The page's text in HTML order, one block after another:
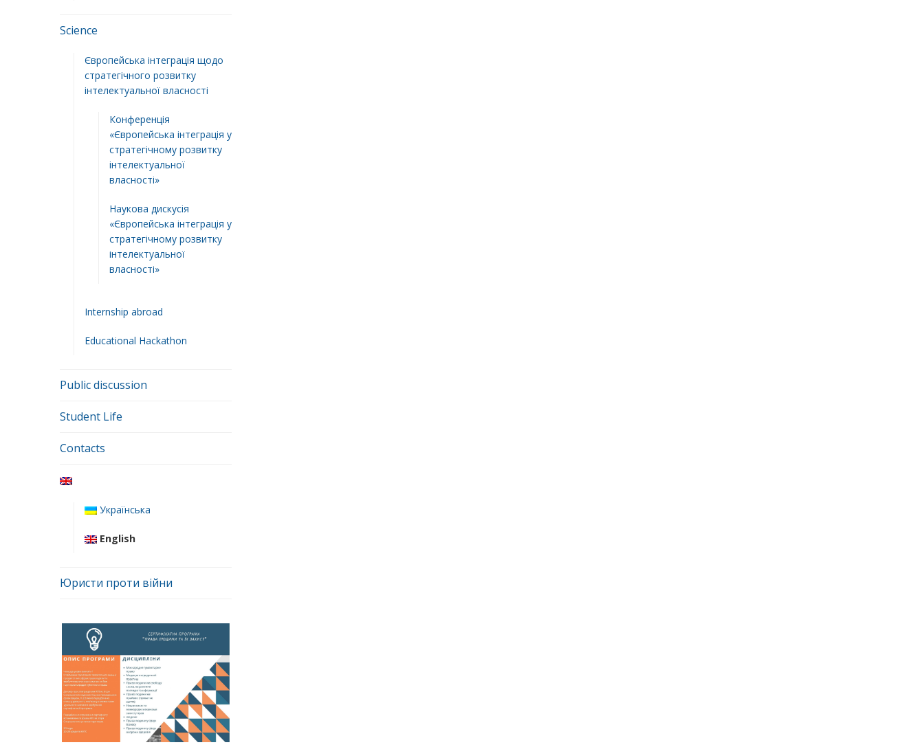
Science
Європейська інтеграція щодо
стратегічного розвитку
інтелектуальної власності
Конференція
«Європейська інтеграція у
стратегічному розвитку
інтелектуальної
власності»
Наукова дискусія
«Європейська інтеграція у
стратегічному розвитку
інтелектуальної
власності»
Internship abroad
Educational Hackathon
Public discussion
Student Life
Contacts
Українська
English
Юристи проти війни